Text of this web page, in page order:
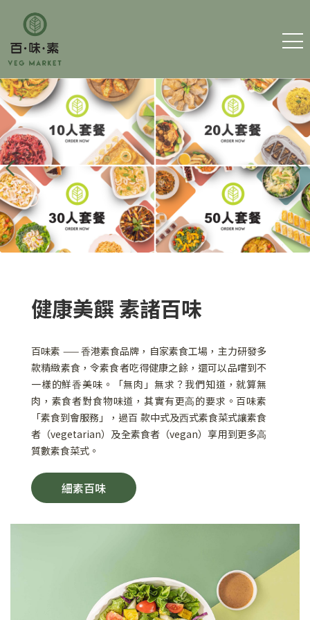
主 頁
細素百味
訂購素食
聯絡我們
運費及條款
健康美饌 素諸百味
百味素 —— ⾹港素食品牌，⾃家素食⼯場，主⼒研發多
款精緻素食，令素食者吃得健康之餘，還可以品嚐到不
一樣的鮮⾹美味。「無肉」無求？我們知道，就算無
肉，素食者對食物味道，其實有更⾼的要求。百味素
「素食到會服務」，過百 款中式及⻄式素食菜式讓素食
者（vegetarian）及全素食者（vegan）享用到更多⾼
質數素食菜式。
細素百味